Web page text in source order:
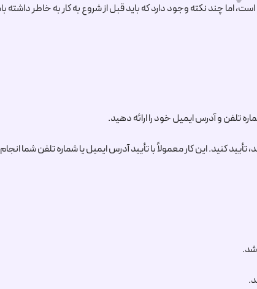
تلفن و آدرس ایمیل خود را ارائه دهید.
تأیید کنید. این کار معمولاً با تأیید آدرس ایمیل یا شماره تلفن شما